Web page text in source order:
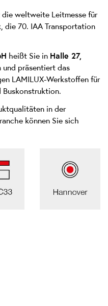
weltweite Leitmesse für
die 70. IAA Transportation
heißt Sie in Halle 27,
präsentiert das
LAMILUX-Werkstoffen für
in der
können Sie sich